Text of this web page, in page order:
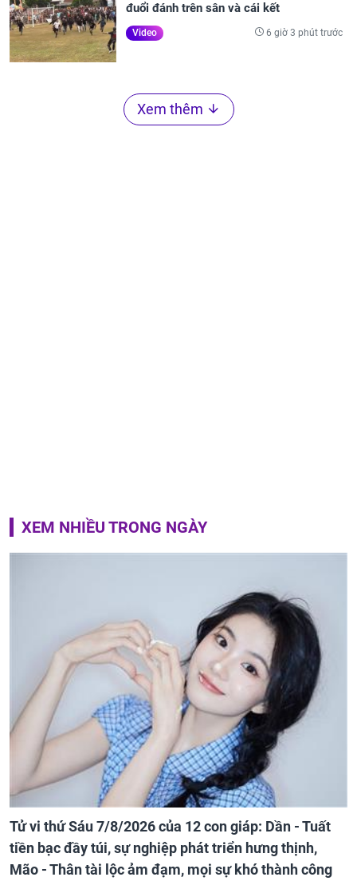
đuổi đánh trên sân và cái kết
Video 6 giờ 3 phút trước
Xem thêm
XEM NHIỀU TRONG NGÀY
Tử vi thứ Sáu 7/8/2026 của 12 con giáp: Dần - Tuất
tiền bạc đầy túi, sự nghiệp phát triển hưng thịnh,
Mão - Thân tài lộc ảm đạm, mọi sự khó thành công